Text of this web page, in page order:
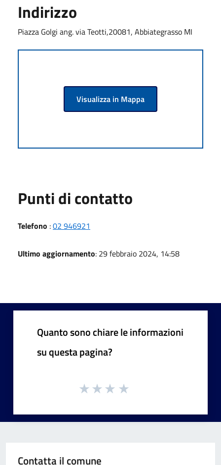
Indirizzo
Piazza Golgi ang. via Teotti,20081, Abbiategrasso MI
Visualizza in Mappa
Punti di contatto
Telefono :02 946921
Ultimo aggiornamento: 29 febbraio 2024, 14:58
Quanto sono chiare le informazioni
su questa pagina?
Contatta il comune